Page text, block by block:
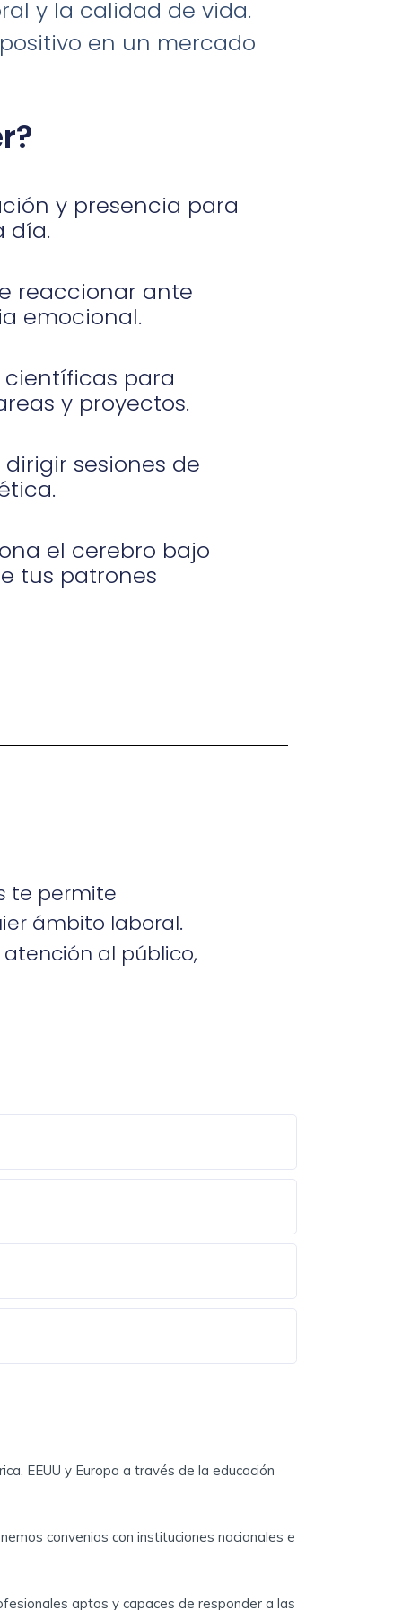
y la calidad de vida.
en un mercado
y presencia para
día.
reaccionar ante
emocional.
científicas para
y proyectos.
sesiones de
el cerebro bajo
tus patrones
te permite
ámbito laboral.
al público,
EEUU y Europa a través de la educación
convenios con instituciones nacionales e
aptos y capaces de responder a las